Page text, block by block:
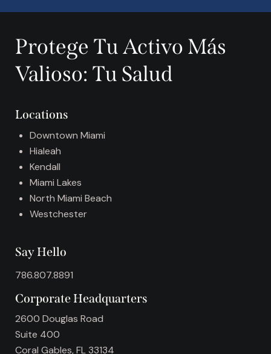
l
e
r
n
v
Protege Tu Activo Más
Valioso: Tu Salud
Locations
Downtown Miami
Hialeah
Kendall
Miami Lakes
North Miami Beach
Westchester
Say Hello
786.807.8891
Corporate Headquarters
2600 Douglas Road
Suite 400
Coral Gables, FL 33134